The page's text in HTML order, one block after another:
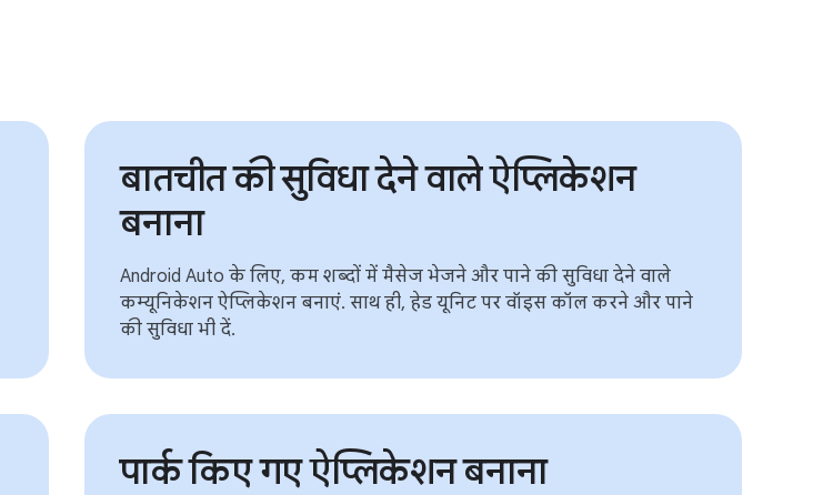
बातचीत की सुविधा देने वाले ऐप्लिकेशन
बनाना
Android Auto के लिए, कम शब्दों में मैसेज भेजने और पाने की सुविधा देने वाले
कम्यूनिकेशन ऐप्लिकेशन बनाएं. साथ ही, हेड यूनिट पर वॉइस कॉल करने और पाने
की सुविधा भी दें.
पार्क किए गए ऐप्लिकेशन बनाना